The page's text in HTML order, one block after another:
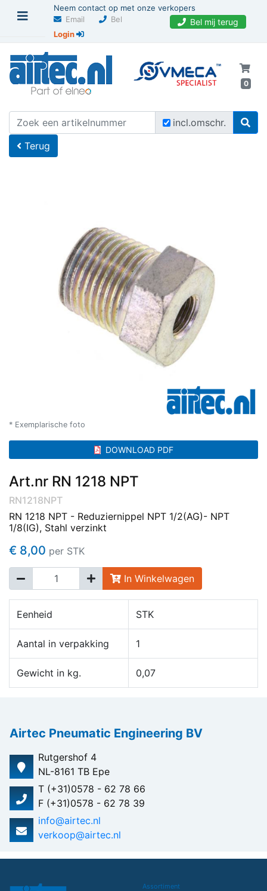
Neem contact op met onze verkopers
Email
Bel Bel mij terug
Login
0
incl.omschr.
U bevindt zich hier Home
Terug
* Exemplarische foto
DOWNLOAD PDF
Art.nr RN 1218 NPT
RN1218NPT
RN 1218 NPT - Reduziernippel NPT 1/2(AG)- NPT
1/8(IG), Stahl verzinkt
€ 8,00 per STK
In Winkelwagen
Eenheid STK
Aantal in verpakking 1
Gewicht in kg. 0,07
Airtec Pneumatic Engineering BV
Rutgershof 4
NL-8161 TB Epe
T (+31)0578 - 62 78 66
F (+31)0578 - 62 78 39
info@airtec.nl
verkoop@airtec.nl
Assortiment